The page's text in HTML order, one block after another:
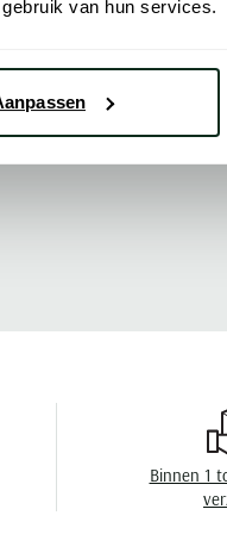
van hun services.
hier al
Binnen 1